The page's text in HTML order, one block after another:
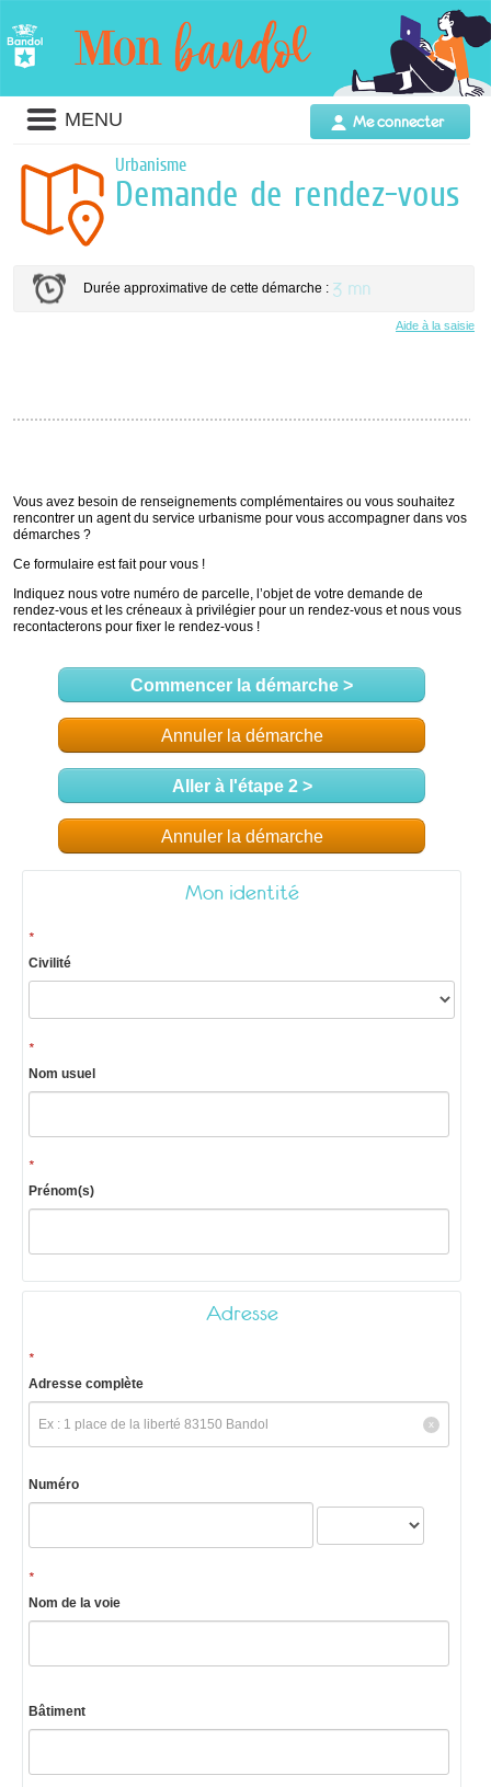
Liste
des
MENU Me connecter
Urbanisme
Demande de rendez-vous
Durée approximative de cette démarche : 3 mn
Aide à la saisie
Commencer la démarche >
Annuler la démarche
Aller à l'étape 2 >
Annuler la démarche
Mon identité
*
Civilité
*
Nom usuel
*
Prénom(s)
Adresse
*
Adresse complète
Numéro
*
Nom de la voie
Bâtiment